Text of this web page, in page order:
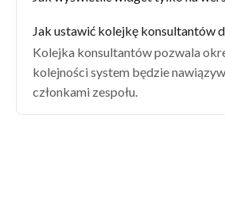
Jak ustawić kolejkę konsultantów
Kolejka konsultantów pozwala
kolejności system będzie
członkami zespołu.